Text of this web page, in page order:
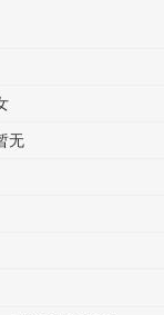
无